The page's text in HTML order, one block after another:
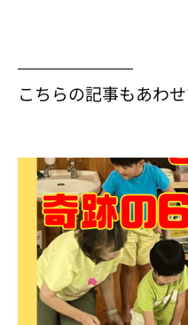
こちらの記事もあわ